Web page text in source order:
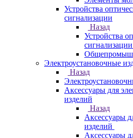
Устройства
сигнализации
Назад
Устройства
сигнализации
Электроустановочные
Назад
Аксессуары для
изделий
Назад
Аксессуары
изделий
Аксессуары